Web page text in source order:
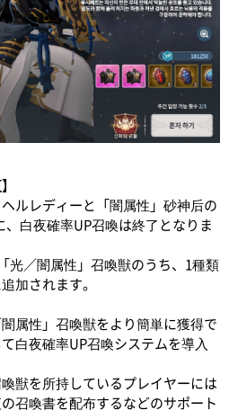
ルレディーと「闇属性」砂神后の
白夜確率UP召喚は終了となりま
光／闇属性」召喚獣のうち、1種類
加されます。
属性」召喚獣をより簡単に獲得で
白夜確率UP召喚システムを導入
獣を所持しているプレイヤーには
召喚書を配布するなどのサポート